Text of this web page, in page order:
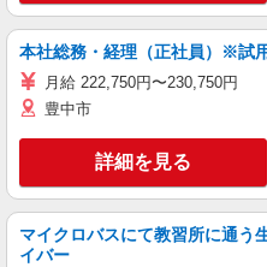
本社総務・経理（正社員）※試
月給 222,750円〜230,750円
豊中市
詳細を見る
マイクロバスにて教習所に通う
イバー